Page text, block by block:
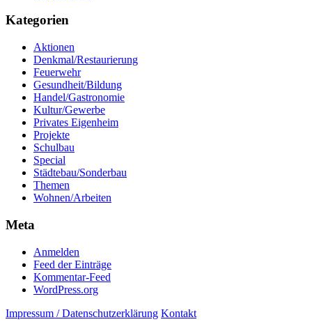
Kategorien
Aktionen
Denkmal/Restaurierung
Feuerwehr
Gesundheit/Bildung
Handel/Gastronomie
Kultur/Gewerbe
Privates Eigenheim
Projekte
Schulbau
Special
Städtebau/Sonderbau
Themen
Wohnen/Arbeiten
Meta
Anmelden
Feed der Einträge
Kommentar-Feed
WordPress.org
Impressum / Datenschutzerklärung Kontakt